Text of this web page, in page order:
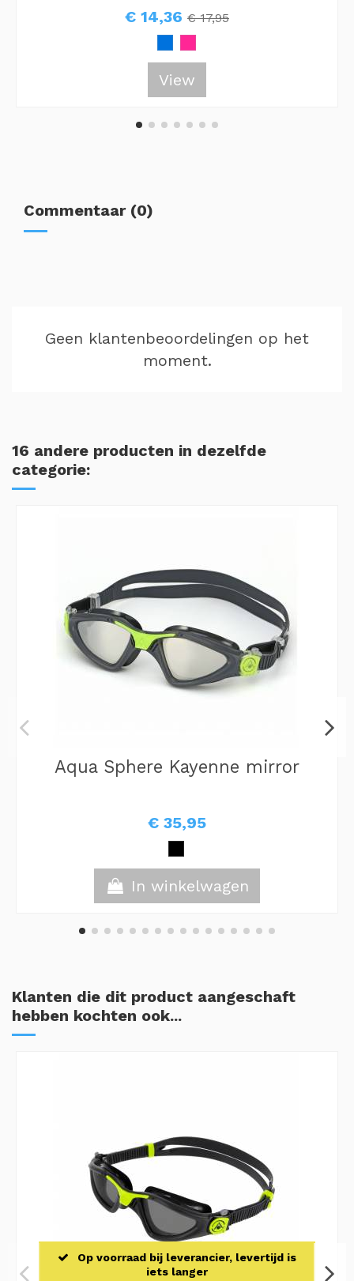
€ 14,36 € 17,95
View
Commentaar (0)
Geen klantenbeoordelingen op het
moment.
16 andere producten in dezelfde
categorie:
Aqua Sphere Kayenne mirror
€ 35,95
In winkelwagen
Klanten die dit product aangeschaft
hebben kochten ook...
Op voorraad bij leverancier, levertijd is
iets langer